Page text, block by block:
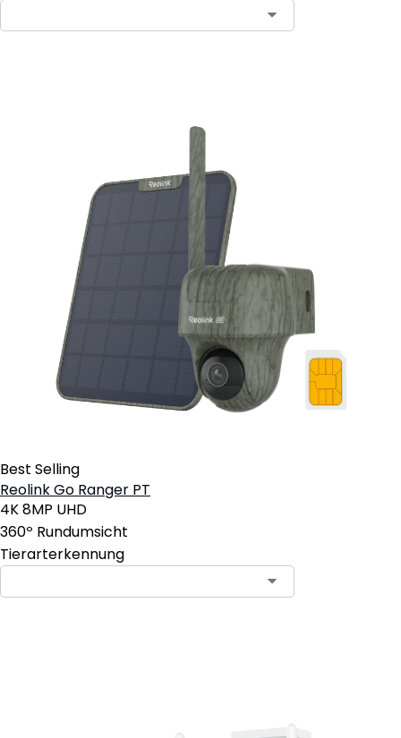
Best Selling
Reolink Go Ranger PT
4K 8MP UHD
360º Rundumsicht
Tierarterkennung